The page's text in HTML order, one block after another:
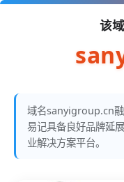
该
域名sanyigroup.cn融
易记具备良好品牌延
业解决方案平台。